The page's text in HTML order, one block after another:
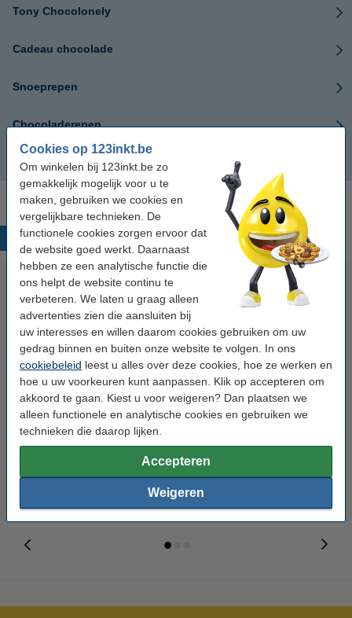
Cookies op 123inkt.be
Om winkelen bij 123inkt.be zo
gemakkelijk mogelijk voor u te
maken, gebruiken we cookies en
vergelijkbare technieken. De
functionele cookies zorgen ervoor dat
de website goed werkt. Daarnaast
hebben ze een analytische functie die
ons helpt de website continu te
verbeteren. We laten u graag alleen
advertenties zien die aansluiten bij
uw interesses en willen daarom cookies gebruiken om uw
gedrag binnen en buiten onze website te volgen. In ons
cookiebeleid leest u alles over deze cookies, hoe ze werken en
hoe u uw voorkeuren kunt aanpassen. Klik op accepteren om
akkoord te gaan. Kiest u voor weigeren? Dan plaatsen we
alleen functionele en analytische cookies en gebruiken we
technieken die daarop lijken.
Accepteren
Weigeren
Tony Chocolonely
Cadeau chocolade
Snoeprepen
Chocoladerepen
Milka chocolade
Populaire producten
123accu Xtreme Power MN1500
Penlite AA batterij 24 stuks
123inkt kopieerpapier 1 doos
van 2500 vellen A4 - 80 g/m²